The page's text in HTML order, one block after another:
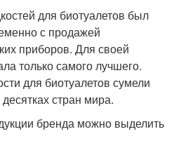
для биотуалетов был
с продажей
приборов. Для своей
только самого лучшего.
для биотуалетов сумели
стран мира.
бренда можно выделить